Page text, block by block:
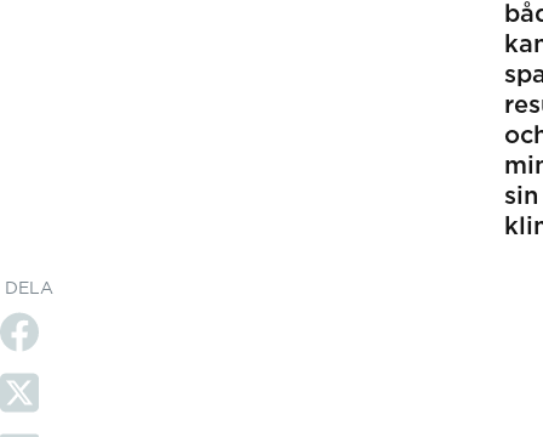
sin
DELA